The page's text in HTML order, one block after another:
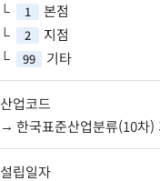
1 본점
2 지점
99 기타
산업코드
한국표준산업분류(10차)
설립일자